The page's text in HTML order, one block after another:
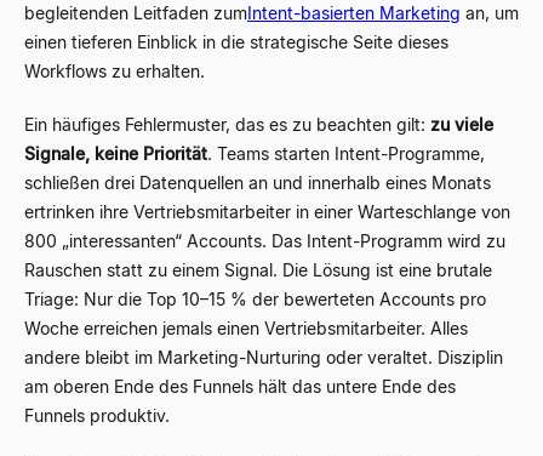
begleitenden Leitfaden zumIntent-basierten Marketing an, um
einen tieferen Einblick in die strategische Seite dieses
Workflows zu erhalten.
Ein häufiges Fehlermuster, das es zu beachten gilt: zu viele
Signale, keine Priorität. Teams starten Intent-Programme,
schließen drei Datenquellen an und innerhalb eines Monats
ertrinken ihre Vertriebsmitarbeiter in einer Warteschlange von
800 „interessanten“ Accounts. Das Intent-Programm wird zu
Rauschen statt zu einem Signal. Die Lösung ist eine brutale
Triage: Nur die Top 10–15 % der bewerteten Accounts pro
Woche erreichen jemals einen Vertriebsmitarbeiter. Alles
andere bleibt im Marketing-Nurturing oder veraltet. Disziplin
am oberen Ende des Funnels hält das untere Ende des
Funnels produktiv.